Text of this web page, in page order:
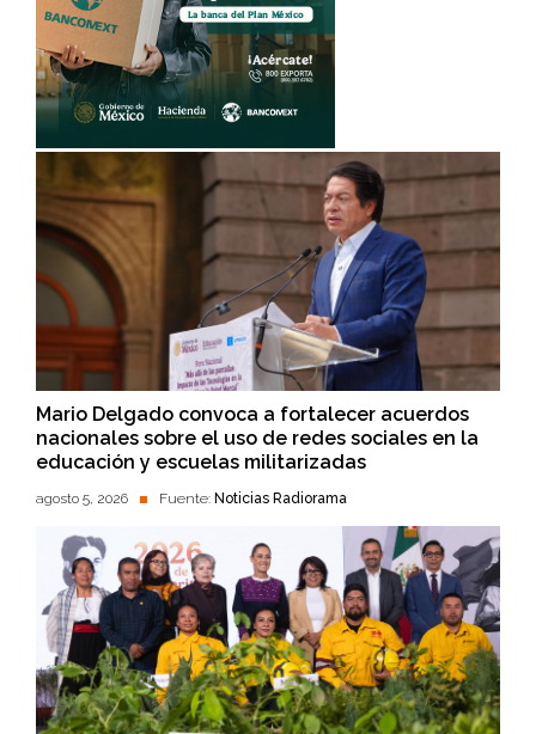
Mario Delgado convoca a fortalecer acuerdos
nacionales sobre el uso de redes sociales en la
educación y escuelas militarizadas
agosto 5, 2026 Fuente: Noticias Radiorama